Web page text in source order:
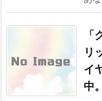
リ
イ
中